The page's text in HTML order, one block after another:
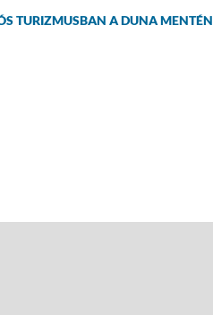
TURIZMUSBAN A DUNA MENTÉN